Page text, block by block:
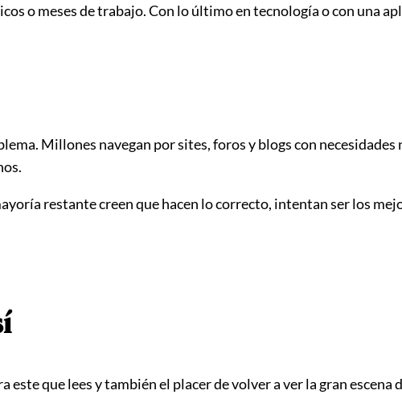
o meses de trabajo. Con lo último en tecnología o con una
Millones navegan por sites, foros y blogs con necesidades
restante creen que hacen lo correcto, intentan ser los
este que lees y también el placer de volver a ver la gran escena